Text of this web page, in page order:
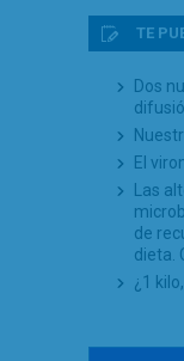
TE
Dos
El
Las
de
dieta.
¿1